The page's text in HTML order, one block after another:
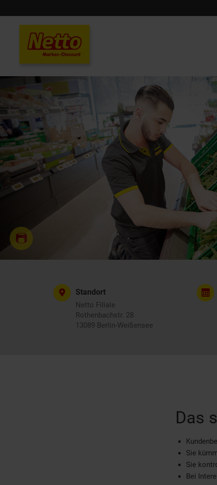
Standort
Netto Filiale
Rothenbachstr. 28
13089 Berlin-Weißensee
Das
Sie
Sie
Bei